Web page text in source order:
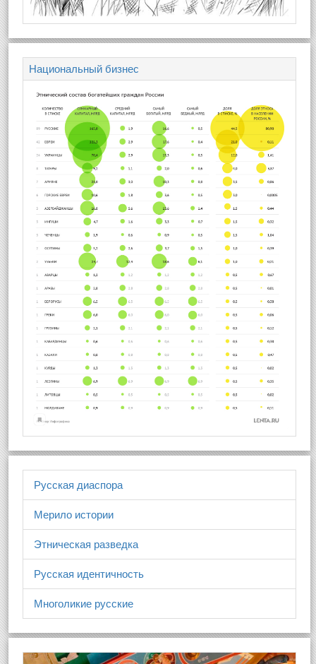
Национальный бизнес
Русская диаспора
Мерило истории
Этническая разведка
Русская идентичность
Многоликие русские